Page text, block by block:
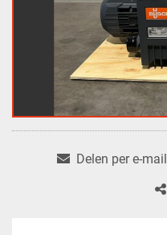
Delen per e-mail